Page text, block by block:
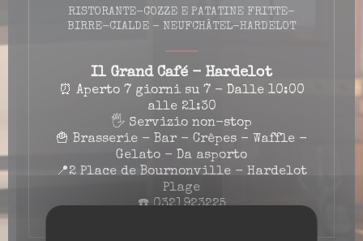
RISTORANTE-COZZE E PATATINE FRITTE-
BIRRE-CIALDE - NEUFCHÂTEL-HARDELOT
Il Grand Café - Hardelot
⏰ Aperto 7 giorni su 7 - Dalle 10:00
alle 21:30
🖐️ Servizio non-stop
🍟 Brasserie - Bar - Crêpes - Waffle -
Gelato - Da asporto
📍2 Place de Bournonville - Hardelot
Plage
☎️ 0321923225